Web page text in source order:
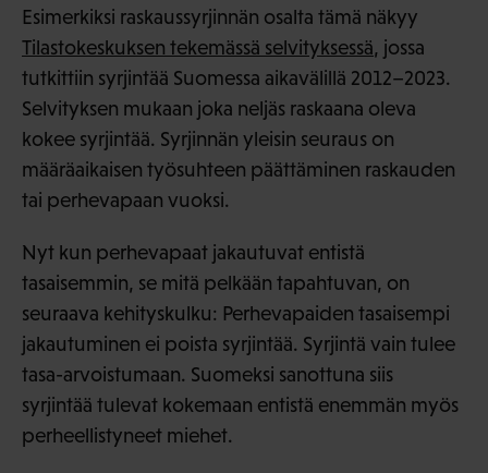
Esimerkiksi raskaussyrjinnän osalta tämä näkyy
Tilastokeskuksen tekemässä selvityksessä, jossa
tutkittiin syrjintää Suomessa aikavälillä 2012–2023.
Selvityksen mukaan joka neljäs raskaana oleva
kokee syrjintää. Syrjinnän yleisin seuraus on
määräaikaisen työsuhteen päättäminen raskauden
tai perhevapaan vuoksi.
Nyt kun perhevapaat jakautuvat entistä
tasaisemmin, se mitä pelkään tapahtuvan, on
seuraava kehityskulku: Perhevapaiden tasaisempi
jakautuminen ei poista syrjintää. Syrjintä vain tulee
tasa-arvoistumaan. Suomeksi sanottuna siis
syrjintää tulevat kokemaan entistä enemmän myös
perheellistyneet miehet.